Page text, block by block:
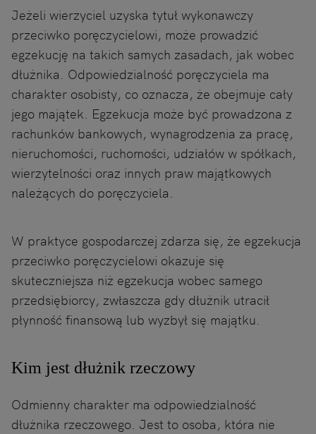
Jeżeli wierzyciel uzyska tytuł wykonawczy
przeciwko poręczycielowi, może prowadzić
egzekucję na takich samych zasadach, jak wobec
dłużnika. Odpowiedzialność poręczyciela ma
charakter osobisty, co oznacza, że obejmuje cały
jego majątek. Egzekucja może być prowadzona z
rachunków bankowych, wynagrodzenia za pracę,
nieruchomości, ruchomości, udziałów w spółkach,
wierzytelności oraz innych praw majątkowych
należących do poręczyciela.
W praktyce gospodarczej zdarza się, że egzekucja
przeciwko poręczycielowi okazuje się
skuteczniejsza niż egzekucja wobec samego
przedsiębiorcy, zwłaszcza gdy dłużnik utracił
płynność finansową lub wyzbył się majątku.
Kim jest dłużnik rzeczowy
Odmienny charakter ma odpowiedzialność
dłużnika rzeczowego. Jest to osoba, która nie